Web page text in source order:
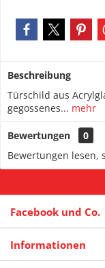
Beschreibung
Türschild aus
gegossenes... mehr
Bewertungen
0
Bewertungen lesen,
Facebook und Co.
Informationen